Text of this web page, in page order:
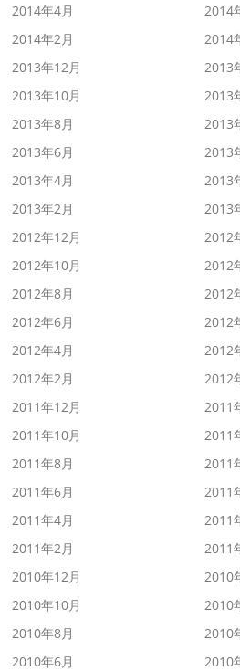
2014年4月
2014
2014年2月
2014
2013年12月
2013
2013年10月
2013
2013年8月
2013
2013年6月
2013
2013年4月
2013
2013年2月
2013
2012年12月
2012
2012年10月
2012
2012年8月
2012
2012年6月
2012
2012年4月
2012
2012年2月
2012
2011年12月
2011
2011年10月
2011
2011年8月
2011
2011年6月
2011
2011年4月
2011
2011年2月
2011
2010年12月
2010
2010年10月
2010
2010年8月
2010
2010年6月
2010